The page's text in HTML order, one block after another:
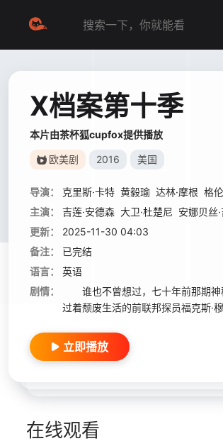
X档案第十季
本片由茶杯狐cupfox提供播放
欧美剧 2016 美国
导演： 克里斯·卡特 黄毅瑜 达林·摩根 格
主演：
吉莲·安德森 大卫·杜楚尼 安娜贝丝
更新：
2025-11-30 04:03
备注：
已完结
语言：
英语
剧情：
谁也不曾想过，七十年前那期神
过着颓废生活的前联邦探员福克斯·
立即播放
在线观看